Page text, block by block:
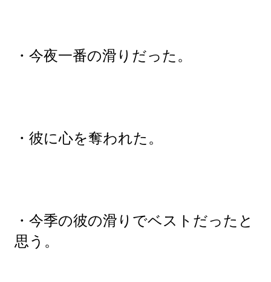
・今夜一番の滑りだった。
・彼に心を奪われた。
・今季の彼の滑りでベストだったと
思う。